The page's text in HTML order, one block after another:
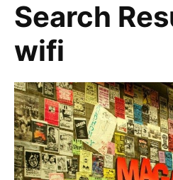
Search
wifi